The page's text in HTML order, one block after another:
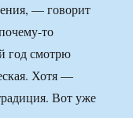
— говорит
то
год смотрю
Хотя —
Вот уже